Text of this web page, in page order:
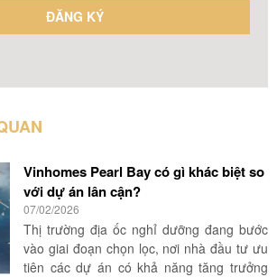
Vinhomes Pearl Bay có gì khác biệt so
với dự án lân cận?
07/02/2026
Thị trường địa ốc nghỉ dưỡng đang bước
vào giai đoạn chọn lọc, nơi nhà đầu tư ưu
tiên các dự án có khả năng tăng trưởng